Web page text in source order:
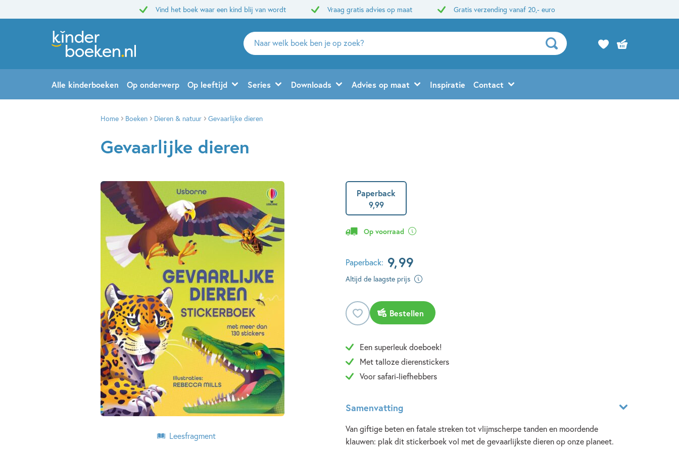
Vind het boek waar een kind blij van wordt Vraag gratis advies op maat Gratis verzending vanaf 20,- euro
Zoeken
naar
en
uitgevers
Alle kinderboeken Op onderwerp Op leeftijd Series Downloads Advies op maat Inspiratie Contact
Home Boeken Dieren & natuur Gevaarlijke dieren
Gevaarlijke dieren
Leesfragment
Paperback
9,99
Op voorraad
Paperback: 9,99
Altijd de laagste prijs
Bestellen
Een superleuk doeboek!
Met talloze dierenstickers
Voor safari-liefhebbers
Samenvatting
Van giftige beten en fatale streken tot vlijmscherpe tanden en moordende
klauwen: plak dit stickerboek vol met de gevaarlijkste dieren op onze planeet.